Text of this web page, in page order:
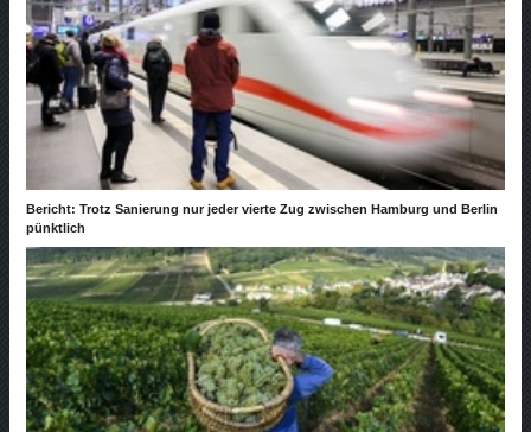
Bericht: Trotz Sanierung nur jeder vierte Zug zwischen Hamburg und Berlin
pünktlich